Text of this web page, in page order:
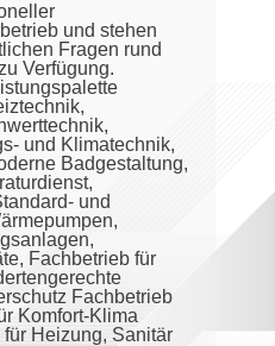
und stehen
Fragen rund
Verfügung.
und Klimatechnik,
Badgestaltung,
und
Fachbetrieb für
Fachbetrieb
Komfort-Klima
Heizung, Sanitär